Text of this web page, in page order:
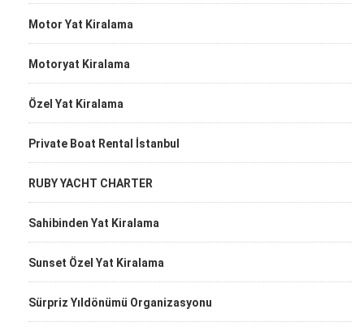
Motor Yat Kiralama
Motoryat Kiralama
Özel Yat Kiralama
Private Boat Rental İstanbul
RUBY YACHT CHARTER
Sahibinden Yat Kiralama
Sunset Özel Yat Kiralama
Sürpriz Yıldönümü Organizasyonu